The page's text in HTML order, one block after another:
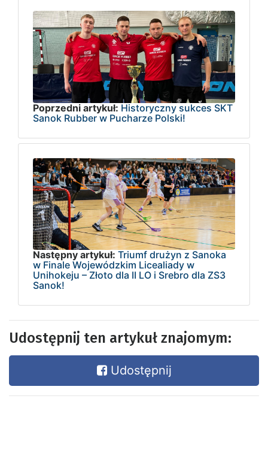
Poprzedni artykuł: Historyczny sukces SKT
Sanok Rubber w Pucharze Polski!
Następny artykuł: Triumf drużyn z Sanoka
w Finale Wojewódzkim Licealiady w
Unihokeju – Złoto dla II LO i Srebro dla ZS3
Sanok!
Udostępnij ten artykuł znajomym:
Udostępnij